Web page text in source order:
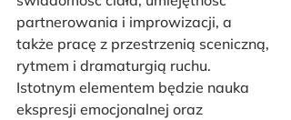
partnerowania i improwizacji, a
także pracę z przestrzenią sceniczną,
rytmem i dramaturgią ruchu.
Istotnym elementem będzie nauka
ekspresji emocjonalnej oraz